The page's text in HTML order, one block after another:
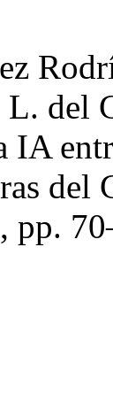
L. del
IA
del
pp.